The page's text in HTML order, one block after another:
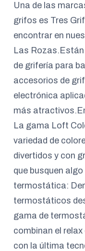
Una de las
grifos es Tres
encontrar en
Las
de grifería para
accesorios de
electrónica
más
La gama Loft
variedad de
divertidos y con
que busquen
termostática:
termostáticos
gama de
combinan el
con la última